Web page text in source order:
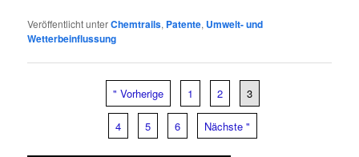
Veröffentlicht unterChemtrails, Patente, Umwelt- und
Wetterbeinflussung
" Vorherige 1 2 3
4 5 6 Nächste "